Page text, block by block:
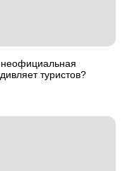
туристов?